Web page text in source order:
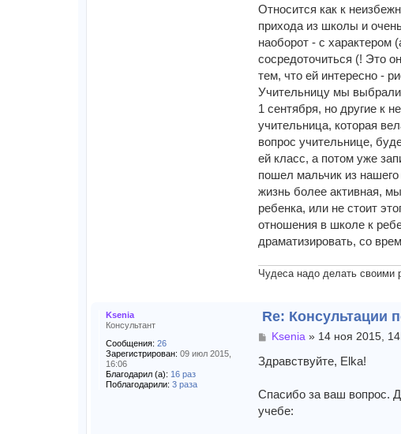
Относится как к
прихода из школы и
наоборот - с характером
сосредоточиться (! Это
тем, что ей интересно -
Учительницу мы выбрали
1 сентября, но другие к
учительница, которая
вопрос учительнице,
ей класс, а потом уже
пошел мальчик из
жизнь более активная,
ребенка, или не стоит
отношения в школе к
драматизировать, со
Чудеса надо делать своими
Ksenia
Консультант
Сообщения: 26
Зарегистрирован: 09 июл 2015,
16:06
Благодарил (а): 16 раз
Поблагодарили: 3 раза
Re: Консультации
С
о
е
н
Ksenia » 14 ноя 2015,
Здравствуйте, Elka!
Спасибо за ваш вопрос.
учебе: